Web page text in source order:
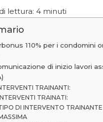
lettura: 4 minuti
110% per i condomini
di inizio lavori
TRAINANTI:
TRAINATI:
DI INTERVENTO